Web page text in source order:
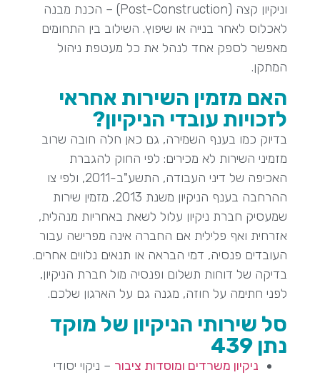
וניקיון קצה (Post-Construction) – הכנת מבנה
לאכלוס לאחר בנייה או שיפוץ. השילוב בין התחומים
מאפשר לספק אחד לנהל את כל מעטפת ניהול
המתקן.
האם מזמין השירות אחראי
לזכויות עובדי הניקיון?
בדיוק כמו בענף השמירה, גם כאן חלה חובה שרוב
מזמיני השירות לא מכירים: לפי החוק להגברת
האכיפה של דיני העבודה, התשע"ב-2011, ולפי צו
ההרחבה בענף הניקיון משנת 2013, מזמין שירות
שמעסיק חברת ניקיון עלול לשאת באחריות מנהלית,
אזרחית ואף פלילית אם החברה אינה מפרישה עבור
העובדים פנסיה, דמי הבראה או תנאים נלווים אחרים.
בדיקה של דוחות תשלום ופנסיה מול חברת הניקיון,
לפני חתימה על חוזה, מגנה גם על הארגון שלכם.
סל שירותי הניקיון של מוקד
נתן 439
ניקיון משרדים ומוסדות ציבור – ניקוי יסודי